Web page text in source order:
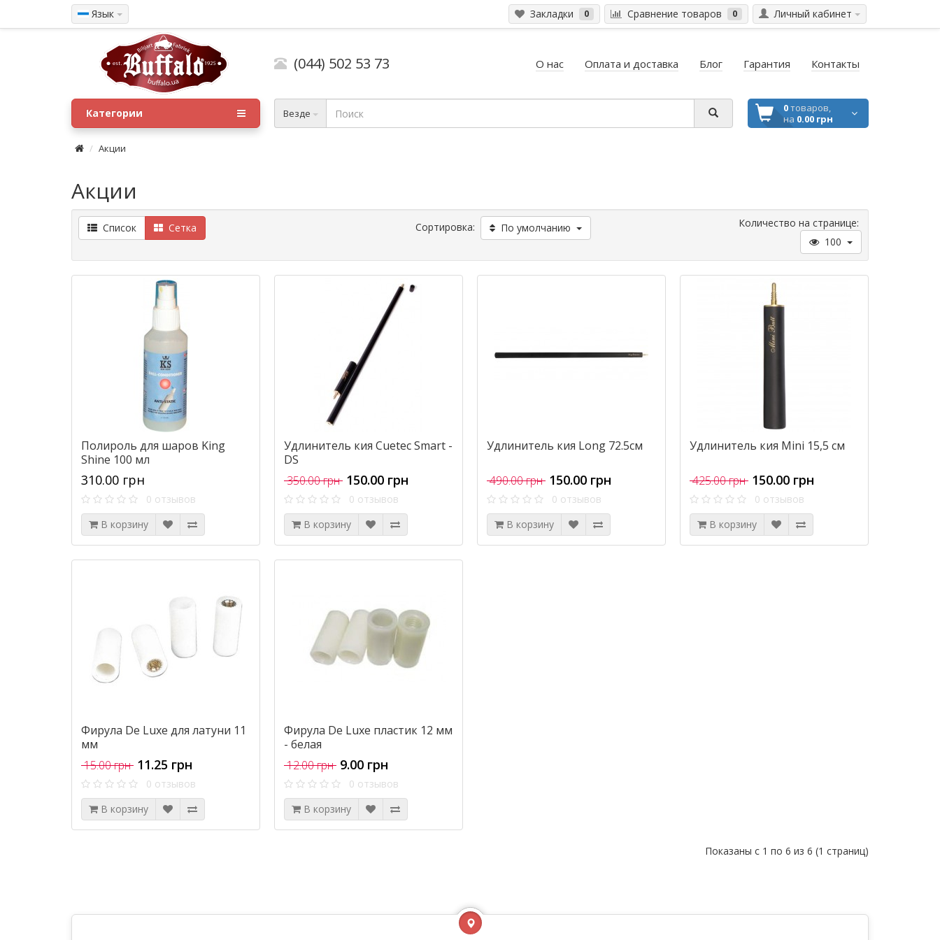
Язык Личный кабинет
Закладки 0 Сравнение товаров 0
(044) 502 53 73 О нас Оплата и доставка Блог Гарантия Контакты
Везде 0товаров,
на 0.00 грн
Категории
Акции
Акции
Список Сетка Сортировка: По умолчанию
Количество на странице:
100
Полироль для шаров King
Shine 100 мл
310.00 грн
0 отзывов
В корзину
Удлинитель кия Cuetec Smart -
DS
350.00 грн 150.00 грн
0 отзывов
В корзину
Удлинитель кия Long 72.5см
490.00 грн 150.00 грн
0 отзывов
В корзину
Удлинитель кия Mini 15,5 см
425.00 грн 150.00 грн
0 отзывов
В корзину
Фирула De Luxe для латуни 11
мм
15.00 грн 11.25 грн
0 отзывов
В корзину
Фирула De Luxe пластик 12 мм
- белая
12.00 грн 9.00 грн
0 отзывов
В корзину
Показаны с 1 по 6 из 6 (1 страниц)